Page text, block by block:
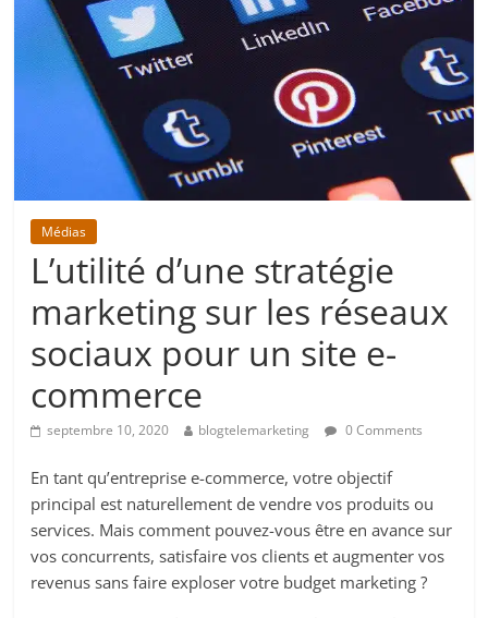
Médias
L’utilité d’une stratégie
marketing sur les réseaux
sociaux pour un site e-
commerce
septembre 10, 2020 blogtelemarketing 0 Comments
En tant qu’entreprise e-commerce, votre objectif
principal est naturellement de vendre vos produits ou
services. Mais comment pouvez-vous être en avance sur
vos concurrents, satisfaire vos clients et augmenter vos
revenus sans faire exploser votre budget marketing ?